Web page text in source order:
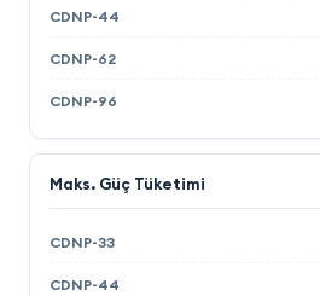
Maks. Güç Tüketimi